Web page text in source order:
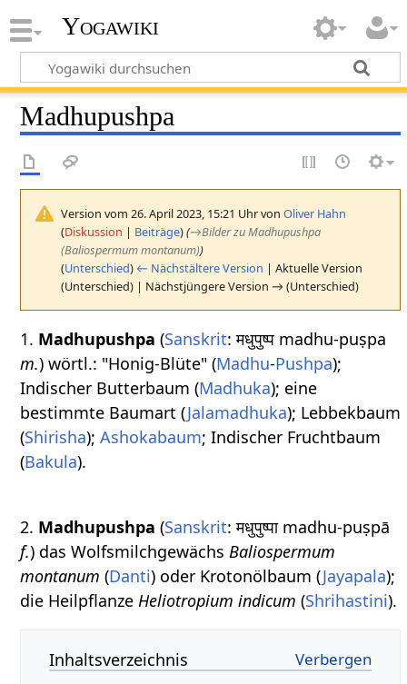
Yogawiki
Madhupushpa
Version vom 26. April 2023, 15:21 Uhr vonOliver Hahn
(Diskussion | Beiträge)(→Bilder zu Madhupushpa
(Baliospermum montanum))
(Unterschied) ← Nächstältere Version | Aktuelle Version
(Unterschied) | Nächstjüngere Version → (Unterschied)
1. Madhupushpa (Sanskrit: मधुपुष्प madhu-puṣpa
m.) wörtl.: "Honig-Blüte" (Madhu-Pushpa);
Indischer Butterbaum (Madhuka); eine
bestimmte Baumart (Jalamadhuka); Lebbekbaum
(Shirisha);Ashokabaum; Indischer Fruchtbaum
(Bakula).
2. Madhupushpa (Sanskrit: मधुपुष्पा madhu-puṣpā
f.) das WolfsmilchgewächsBaliospermum
montanum (Danti) oder Krotonölbaum (Jayapala);
die HeilpflanzeHeliotropium indicum (Shrihastini).
Inhaltsverzeichnis